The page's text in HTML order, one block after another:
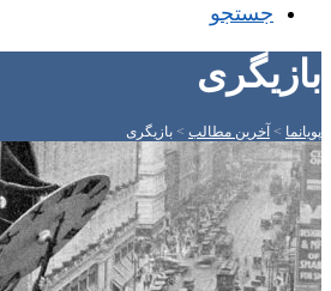
جستجو
بازیگری
پویانما > آخرین مطالب > بازیگری